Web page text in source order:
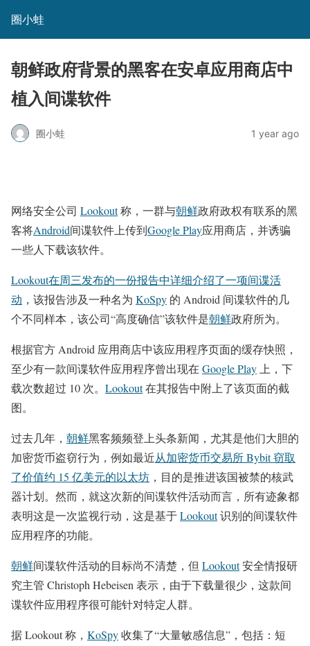
圈小蛙
朝鲜政府背景的黑客在安卓应用商店中
植入间谍软件
圈小蛙 1 year ago
网络安全公司 Lookout称，一群与朝鲜政府政权有联系的黑
客将Android间谍软件上传到Google Play应用商店，并诱骗
一些人下载该软件。
Lookout在周三发布的一份报告中详细介绍了一项间谍活
动 ，该报告涉及一种名为 KoSpy 的 Android 间谍软件的几
个不同样本，该公司“高度确信”该软件是朝鲜政府所为。
根据官方 Android 应用商店中该应用程序页面的缓存快照，
至少有一款间谍软件应用程序曾出现在 Google Play 上，下
载次数超过 10 次。 Lookout在其报告中附上了该页面的截
图。
过去几年， 朝鲜黑客频频登上头条新闻，尤其是他们大胆的
加密货币盗窃行为，例如最近从加密货币交易所 Bybit 窃取
了价值约 15 亿美元的以太坊 ，目的是推进该国被禁的核武
器计划。然而，就这次新的间谍软件活动而言，所有迹象都
表明这是一次监视行动，这是基于Lookout识别的间谍软件
应用程序的功能。
朝鲜间谍软件活动的目标尚不清楚，但 Lookout安全情报研
究主管 Christoph Hebeisen 表示，由于下载量很少，这款间
谍软件应用程序很可能针对特定人群。
据 Lookout 称， KoSpy收集了“大量敏感信息”，包括：短